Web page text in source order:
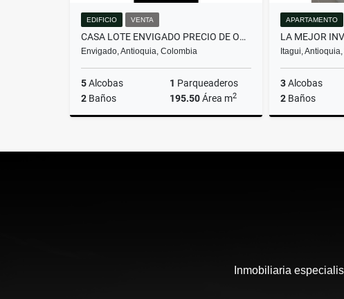
EDIFICIO VENTA
CASA LOTE ENVIGADO PRECIO DE OPORTUNIDAD
Envigado, Antioquia, Colombia
5Alcobas 1 Parqueaderos
2 Baños 195.50Área m2
$1.350.000.000
APARTAMENTO
Itagui,
3Alcobas
2 Baños
Inmobiliaria